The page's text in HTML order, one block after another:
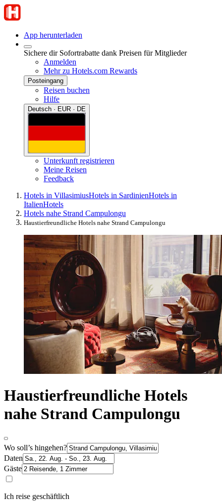
App herunterladen
Sichere dir Sofortrabatte dank Preisen für Mitglieder
Anmelden
Mehr zu Hotels.com Rewards
Posteingang
Reisen buchen
Hilfe
Deutsch · EUR · DE
Unterkunft registrieren
Meine Reisen
Feedback
Hotels in VillasimiusHotels in SardinienHotels in
ItalienHotels
Hotels nahe Strand Campulongu
Haustierfreundliche Hotels nahe Strand Campulongu
Haustierfreundliche Hotels
nahe Strand Campulongu
Wo soll’s hingehen?
Daten
Gäste
Ich reise geschäftlich